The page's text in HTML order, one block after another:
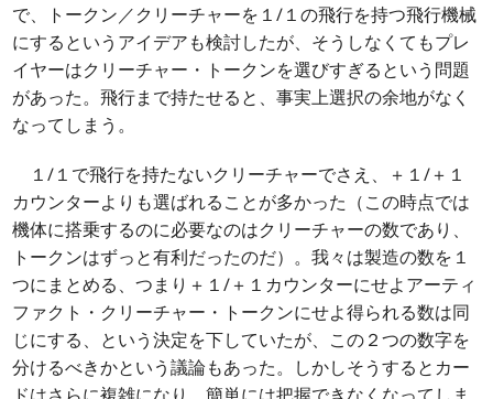
で、トークン／クリーチャーを１/１の飛行を持つ飛行機械
にするというアイデアも検討したが、そうしなくてもプレ
イヤーはクリーチャー・トークンを選びすぎるという問題
があった。飛行まで持たせると、事実上選択の余地がなく
なってしまう。
１/１で飛行を持たないクリーチャーでさえ、＋１/＋１
カウンターよりも選ばれることが多かった（この時点では
機体に搭乗するのに必要なのはクリーチャーの数であり、
トークンはずっと有利だったのだ）。我々は製造の数を１
つにまとめる、つまり＋１/＋１カウンターにせよアーティ
ファクト・クリーチャー・トークンにせよ得られる数は同
じにする、という決定を下していたが、この２つの数字を
分けるべきかという議論もあった。しかしそうするとカー